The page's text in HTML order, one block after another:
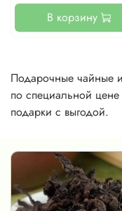
В корзину
Подарочные чайные
по специальной цене
подарки с выгодой.